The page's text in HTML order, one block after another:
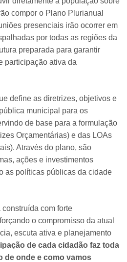
compor o Plano Plurianual
presenciais irão ocorrer em
por todas as regiões da
preparada para garantir
participação ativa da
define as diretrizes, objetivos e
municipal para os
de base para a formulação
Orçamentárias) e das LOAs
Através do plano, são
ações e investimentos
as políticas públicas da cidade
com forte
o compromisso da atual
escuta ativa e planejamento
de cada cidadão faz toda
de onde e como vamos